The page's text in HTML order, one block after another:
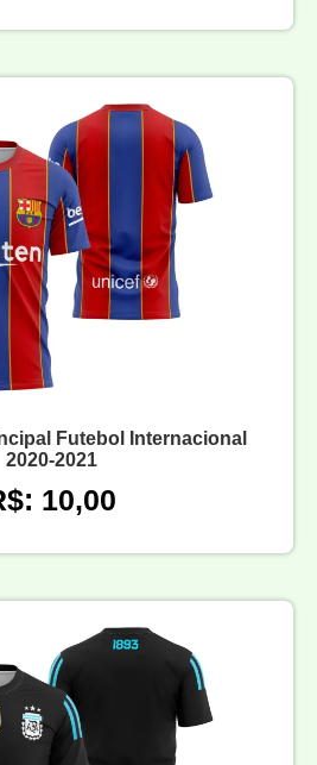
Futebol Internacional
2020-2021
10,00